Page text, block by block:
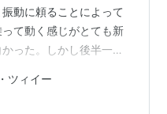
動に頼ることによって
て動く感じがとても新
った。しかし後半一転
しあいの数々に気を取
いう三人の目的を、見
ツィイー